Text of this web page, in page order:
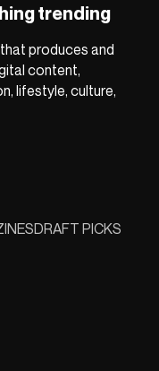
trending
produces and
content,
lifestyle, culture,
DRAFT PICKS